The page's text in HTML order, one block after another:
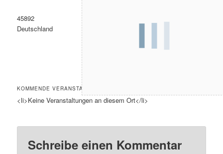
45892
Deutschland
KOMMENDE VERANSTALTUNGEN
<li>Keine Veranstaltungen an diesem Ort</li>
Schreibe einen Kommentar